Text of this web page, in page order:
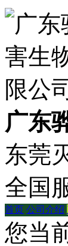
广东
东莞
全国
首页 公司介绍
您当